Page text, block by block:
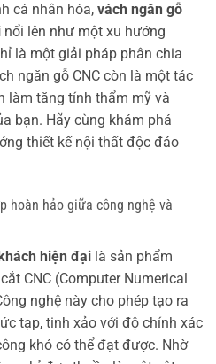
cá nhân hóa, vách ngăn gỗ
nổi lên như một xu hướng
là một giải pháp phân chia
ngăn gỗ CNC còn là một tác
làm tăng tính thẩm mỹ và
bạn. Hãy cùng khám phá
thiết kế nội thất độc đáo
hoàn hảo giữa công nghệ và
hiện đại là sản phẩm
CNC (Computer Numerical
nghệ này cho phép tạo ra
tạp, tinh xảo với độ chính xác
khó có thể đạt được. Nhờ